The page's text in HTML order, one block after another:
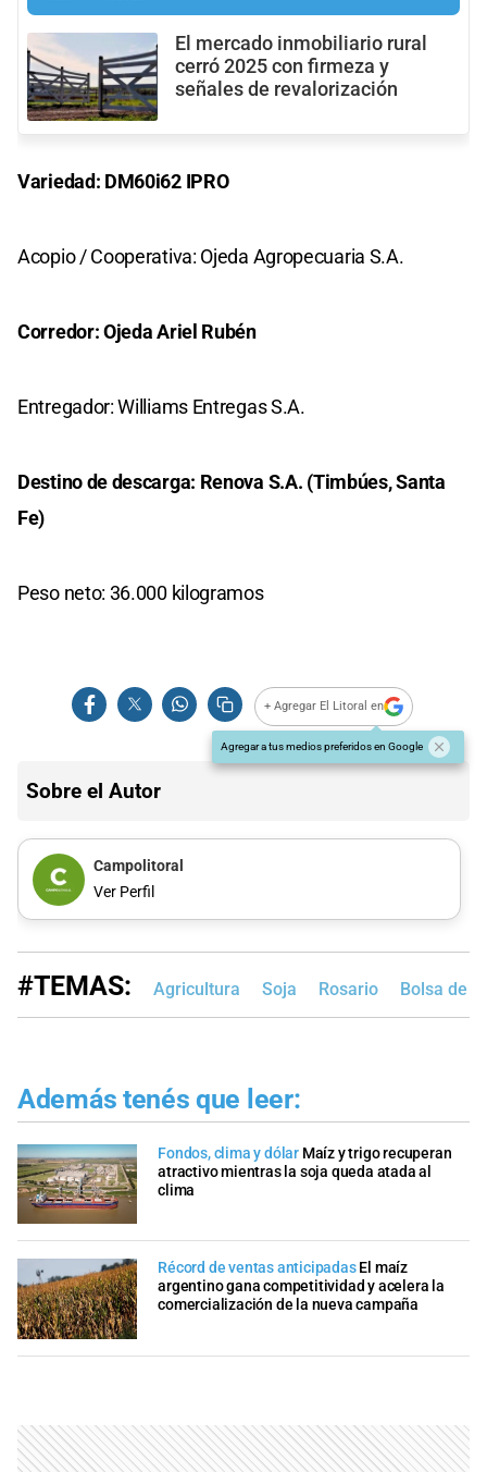
El mercado inmobiliario rural
cerró 2025 con firmeza y
señales de revalorización
Variedad: DM60i62 IPRO
Acopio / Cooperativa: Ojeda Agropecuaria S.A.
Corredor: Ojeda Ariel Rubén
Entregador: Williams Entregas S.A.
Destino de descarga: Renova S.A. (Timbúes, Santa
Fe)
Peso neto: 36.000 kilogramos
+ Agregar El Litoral en
Agregar a tus medios preferidos en Google
Sobre el Autor
Campolitoral
Ver Perfil
#TEMAS: Agricultura Soja Rosario Bolsa de
Además tenés que leer:
Fondos, clima y dólar Maíz y trigo recuperan
atractivo mientras la soja queda atada al
clima
Récord de ventas anticipadas El maíz
argentino gana competitividad y acelera la
comercialización de la nueva campaña